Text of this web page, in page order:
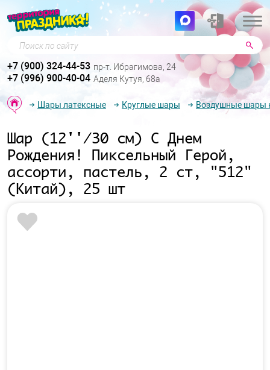
Поиск по сайту
+7 (900) 324-44-53 пр-т. Ибрагимова, 24
+7 (996) 900-40-04 Аделя Кутуя, 68а
Шары латексные Круглые шары Воздушные шары
Шар (12''/30 см) С Днем
Рождения! Пиксельный Герой,
ассорти, пастель, 2 ст, "512"
(Китай), 25 шт